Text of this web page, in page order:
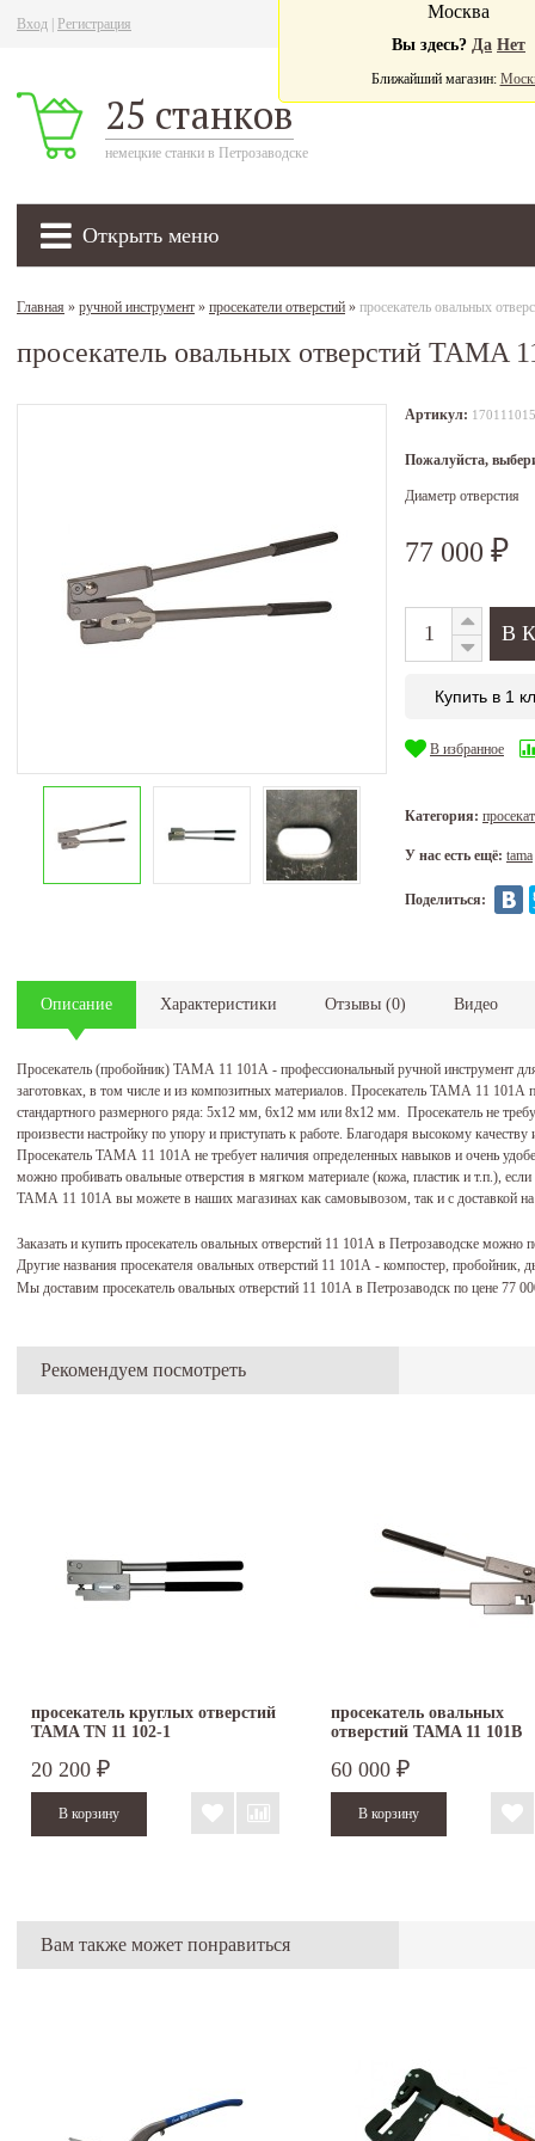
Вход Регистрация
25 станков
немецкие станки в Петрозаводске
Открыть меню
Москва
Вы здесь? Да Нет
Ближайший магазин:
Главная » ручной инструмент » просекатели отверстий » просекатель овальных
просекатель овальных отверстий TAMA
Артикул: 170111015
Пожалуйста,
Диаметр отверстия
77 000 ₽
Купить в 1
В избранное
Категория:
У нас есть ещё: tama
Поделиться:
Описание Характеристики Отзывы (0) Видео
Просекатель (пробойник) ТАМА 11 101А - профессиональный ручной инструмент
заготовках, в том числе и из композитных материалов. Просекатель ТАМА 11 101А
стандартного размерного ряда: 5х12 мм, 6х12 мм или 8х12 мм. Просекатель не
произвести настройку по упору и приступать к работе. Благодаря высокому качеству
Просекатель ТАМА 11 101А не требует наличия определенных навыков и очень
можно пробивать овальные отверстия в мягком материале (кожа, пластик и т.п.),
ТАМА 11 101А вы можете в наших магазинах как самовывозом, так и с доставкой на
Заказать и купить просекатель овальных отверстий 11 101А в Петрозаводске можно
Другие названия просекателя овальных отверстий 11 101А - компостер, пробойник,
Мы доставим просекатель овальных отверстий 11 101А в Петрозаводск по цене 77
Рекомендуем посмотреть
просекатель круглых отверстий
TAMA TN 11 102-1
20 200 ₽
просекатель овальных
отверстий TAMA 11 101B
60 000 ₽
Вам также может понравиться